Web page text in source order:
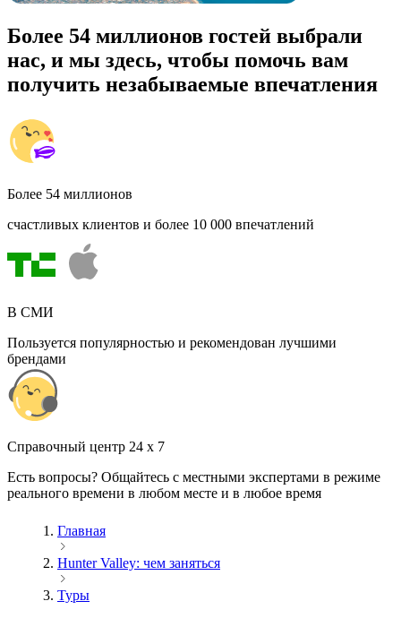
Более 54 миллионов гостей выбрали
нас, и мы здесь, чтобы помочь вам
получить незабываемые впечатления
Более 54 миллионов
счастливых клиентов и более 10 000 впечатлений
В СМИ
Пользуется популярностью и рекомендован лучшими
брендами
Cправочный центр 24 x 7
Есть вопросы? Общайтесь с местными экспертами в режиме
реального времени в любом месте и в любое время
Главная
Hunter Valley: чем заняться
Туры